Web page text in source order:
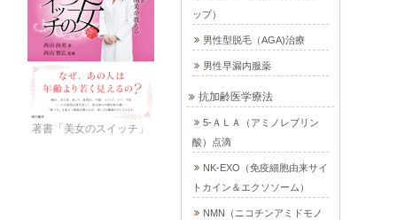
ップ）
男性型脱毛（AGA)治療
男性早漏内服薬
抗加齢医学療法
5-ＡＬＡ（アミノレブリン
酸）点滴
NK-EXO（免疫細胞由来サイ
トカイン＆エクソソーム）
NMN（ニコチンアミドモノ
著書「美女のスイッチ」